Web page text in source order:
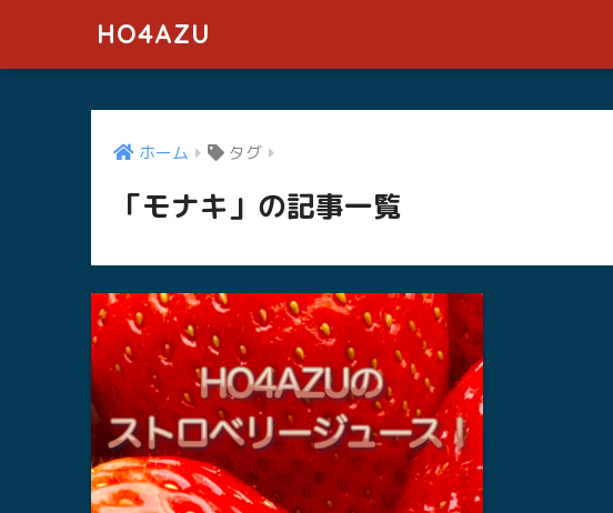
HO4AZU
ホーム タグ
「モナキ」の記事一覧